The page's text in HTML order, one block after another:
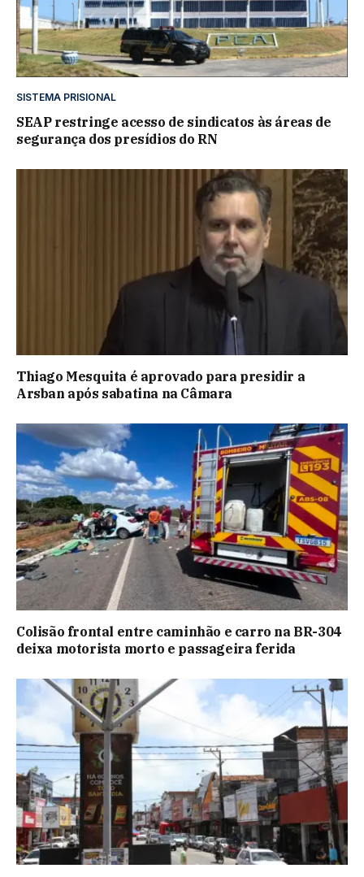
SISTEMA PRISIONAL
SEAP restringe acesso de sindicatos às áreas de
segurança dos presídios do RN
Thiago Mesquita é aprovado para presidir a
Arsban após sabatina na Câmara
Colisão frontal entre caminhão e carro na BR-304
deixa motorista morto e passageira ferida